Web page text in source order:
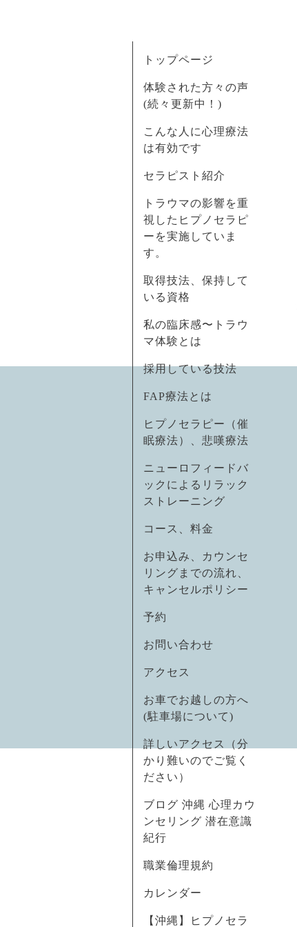
トップページ
体験された方々の声
(続々更新中！)
こんな人に心理療法
は有効です
セラピスト紹介
トラウマの影響を重
視したヒプノセラピ
ーを実施していま
す。
取得技法、保持して
いる資格
私の臨床感〜トラウ
マ体験とは
採用している技法
FAP療法とは
ヒプノセラピー（催
眠療法）、悲嘆療法
ニューロフィードバ
ックによるリラック
ストレーニング
コース、料金
お申込み、カウンセ
リングまでの流れ、
キャンセルポリシー
予約
お問い合わせ
アクセス
お車でお越しの方へ
(駐車場について)
詳しいアクセス（分
かり難いのでご覧く
ださい）
ブログ 沖縄 心理カウ
ンセリング 潜在意識
紀行
職業倫理規約
カレンダー
【沖縄】ヒプノセラ